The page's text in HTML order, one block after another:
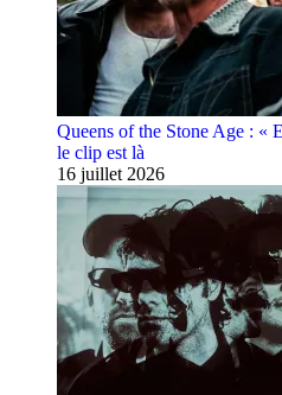
Queens of the Stone Age : «
le clip est là
16 juillet 2026